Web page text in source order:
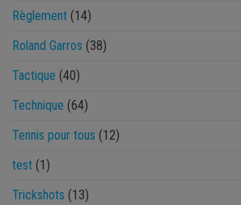
Règlement (14)
Roland Garros (38)
Tactique (40)
Technique (64)
Tennis pour tous (12)
test (1)
Trickshots (13)